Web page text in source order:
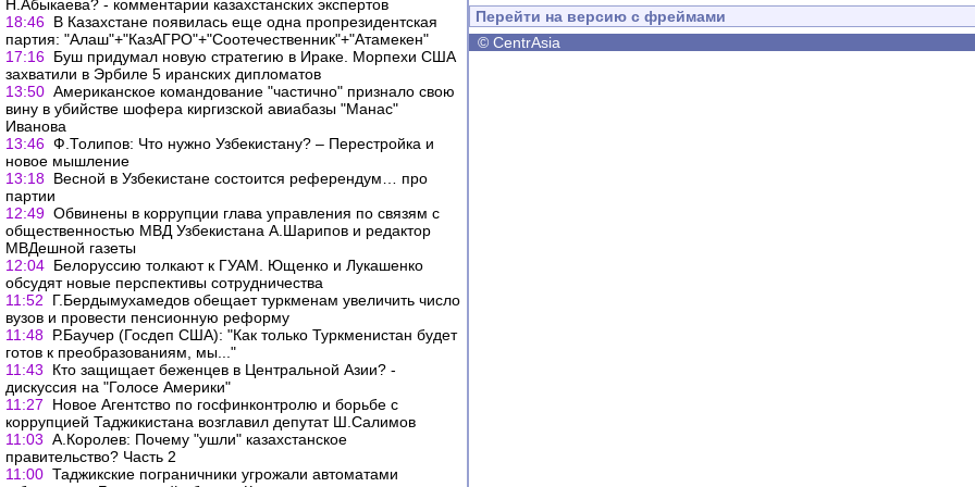
Н.Абыкаева? - комментарии казахстанских экспертов
18:46 В Казахстане появилась еще одна пропрезидентская
партия: "Алаш"+"КазАГРО"+"Соотечественник"+"Атамекен"
17:16 Буш придумал новую стратегию в Ираке. Морпехи США
захватили в Эрбиле 5 иранских дипломатов
13:50 Американское командование "частично" признало свою
вину в убийстве шофера киргизской авиабазы "Манас"
Иванова
13:46 Ф.Толипов: Что нужно Узбекистану? – Перестройка и
новое мышление
13:18 Весной в Узбекистане состоится референдум… про
партии
12:49 Обвинены в коррупции глава управления по связям с
общественностью МВД Узбекистана А.Шарипов и редактор
МВДешной газеты
12:04 Белоруссию толкают к ГУАМ. Ющенко и Лукашенко
обсудят новые перспективы сотрудничества
11:52
Г.Бердымухамедов обещает туркменам увеличить число
вузов и провести пенсионную реформу
11:48 Р.Баучер (Госдеп США): "Как только Туркменистан будет
готов к преобразованиям, мы..."
11:43
Кто защищает беженцев в Центральной Азии? -
дискуссия на "Голосе Америки"
11:27
Новое Агентство по госфинконтролю и борьбе с
коррупцией Таджикистана возглавил депутат Ш.Салимов
11:03 А.Королев: Почему "ушли" казахстанское
правительство? Часть 2
11:00 Таджикские пограничники угрожали автоматами
Перейти на версию с фреймами
© CentrAsia